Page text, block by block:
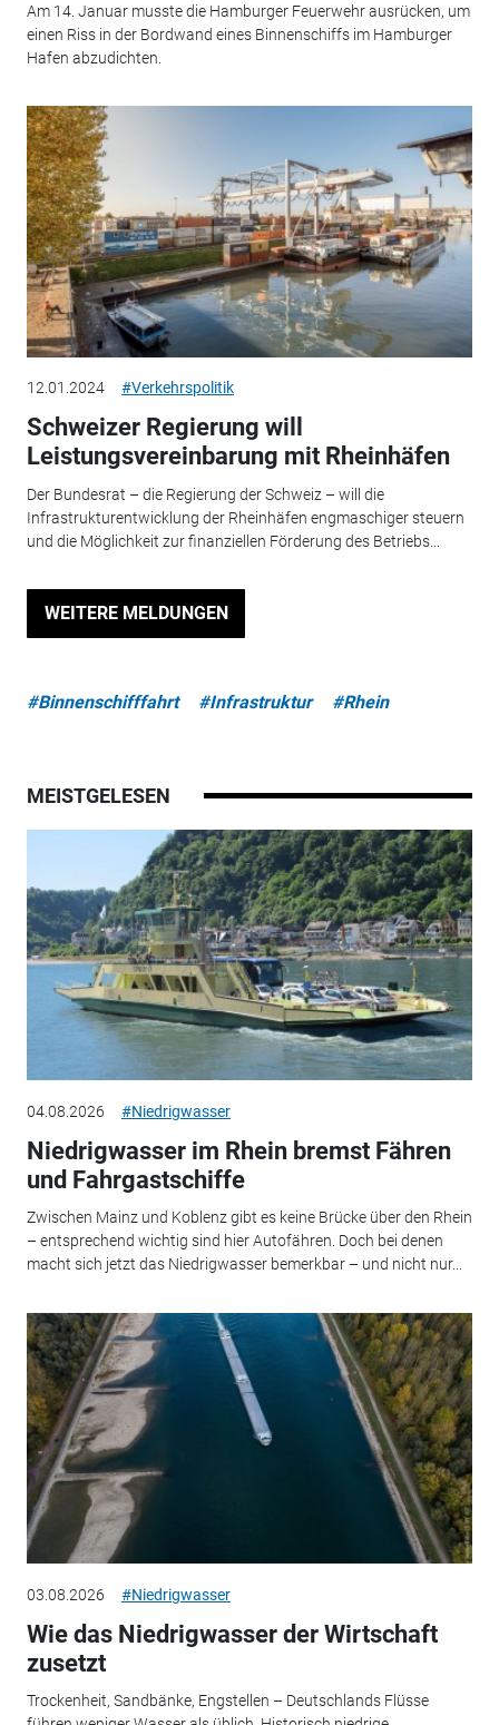
Am 14. Januar musste die Hamburger Feuerwehr ausrücken, um
einen Riss in der Bordwand eines Binnenschiffs im Hamburger
Hafen abzudichten.
12.01.2024 #Verkehrspolitik
Schweizer Regierung will
Leistungsvereinbarung mit Rheinhäfen
Der Bundesrat – die Regierung der Schweiz – will die
Infrastrukturentwicklung der Rheinhäfen engmaschiger steuern
und die Möglichkeit zur finanziellen Förderung des Betriebs...
WEITERE MELDUNGEN
#Binnenschifffahrt #Infrastruktur #Rhein
MEISTGELESEN
04.08.2026 #Niedrigwasser
Niedrigwasser im Rhein bremst Fähren
und Fahrgastschiffe
Zwischen Mainz und Koblenz gibt es keine Brücke über den Rhein
– entsprechend wichtig sind hier Autofähren. Doch bei denen
macht sich jetzt das Niedrigwasser bemerkbar – und nicht nur...
03.08.2026 #Niedrigwasser
Wie das Niedrigwasser der Wirtschaft
zusetzt
Trockenheit, Sandbänke, Engstellen – Deutschlands Flüsse